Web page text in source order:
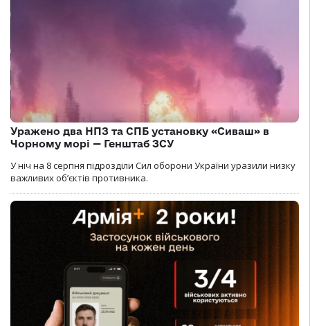
Уражено два НПЗ та СПБ установку «Сиваш» в
Чорному морі — Генштаб ЗСУ
У ніч на 8 серпня підрозділи Сил оборони України уразили низку
важливих об’єктів противника.